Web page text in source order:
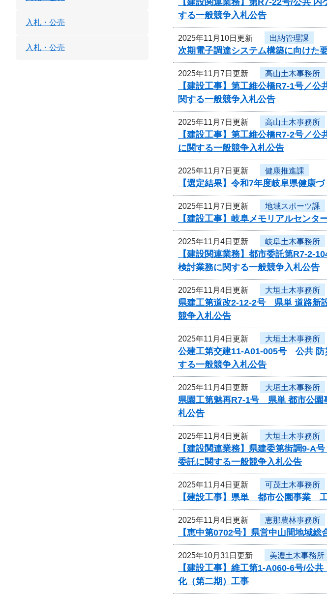
する一般競争入札公告
2025年11月10日更新 出納管理課
次期電子調達システム構築に向けた
2025年11月7日更新 高山土木事務所
【建設工事】第工維公橋R7-1号／
関する一般競争入札公告
2025年11月7日更新 高山土木事務所
【建設工事】第工維公橋R7-2号／
に関する一般競争入札公告
2025年11月7日更新 健康推進課
【選定結果】令和7年度岐阜県健康
2025年11月7日更新 地域スポーツ課
【建設工事】岐阜メモリアルセン
2025年11月4日更新 岐阜土木事務所
【建設関連業務】都市委託第R7-
検討業務に関する一般競争入札公告
2025年11月4日更新 大垣土木事務所
県建工第道改2-12-2号 県単 道路新
競争入札公告
2025年11月4日更新 大垣土木事務所
公建工第交建11-A01-005号 公共
する一般競争入札公告
2025年11月4日更新 大垣土木事務所
県園工第魅再R7-1号 県単 都市公園
札公告
2025年11月4日更新 大垣土木事務所
【建設関連業務】県建委第街調9-
委託に関する一般競争入札公告
2025年11月4日更新 可茂土木事務所
【建設工事】県単 都市公園事業
2025年11月4日更新 恵那農林事務所
【恵中第0702号】県営中山間地域
2025年10月31日更新 美濃土木事務所
【建設工事】維工第1-A060-6号/公
化（第二期）工事
入札・公売
入札・公売